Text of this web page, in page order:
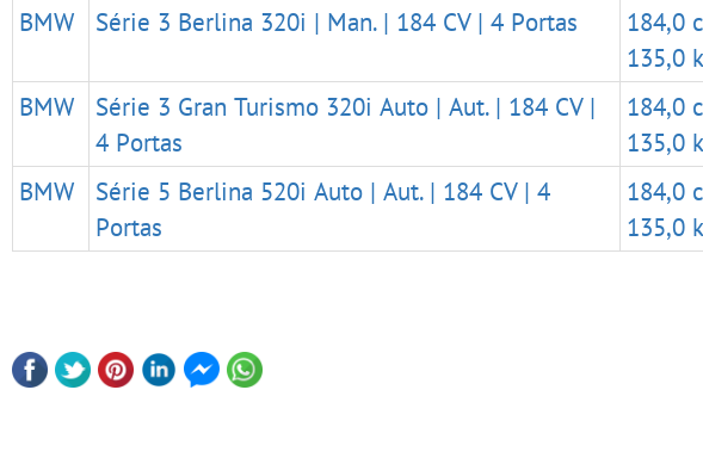
BMW
Série 3 Berlina 320i | Man. | 184 CV | 4 Portas
184,0
135,0
BMW
Série 3 Gran Turismo 320i Auto | Aut. | 184 CV |
4 Portas
184,0
135,0
BMW
Série 5 Berlina 520i Auto | Aut. | 184 CV | 4
Portas
184,0
135,0